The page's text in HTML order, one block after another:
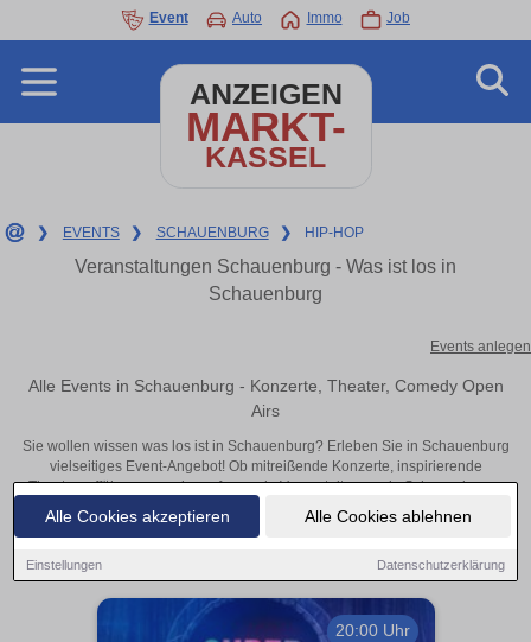
Alle Cookies akzeptieren Alle Cookies ablehnen
Einstellungen Datenschutzerklärung
Event Auto Immo Job
ANZEIGEN
MARKT-
KASSEL
❯ EVENTS ❯ SCHAUENBURG ❯ HIP-HOP
Veranstaltungen Schauenburg - Was ist los in
Schauenburg
Events anlegen
Alle Events in Schauenburg - Konzerte, Theater, Comedy Open
Airs
Sie wollen wissen was los ist in Schauenburg? Erleben Sie in Schauenburg
vielseitiges Event-Angebot! Ob mitreißende Konzerte, inspirierende
Theateraufführungen oder aufregende Veranstaltungen in Schauenburg –
hier finden alles im Überblick und Tickets.
20:00 Uhr